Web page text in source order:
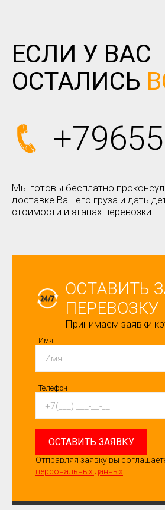
ЕСЛИ У ВАС
ОСТАЛИСЬ
Мы готовы бесплатно
доставке Вашего груза и дать
стоимости и этапах перевозки.
ОСТАВИТЬ
ПЕРЕВОЗКУ
Принимаем заявки
Имя
Телефон
ОСТАВИТЬ ЗАЯВКУ
Отправляя заявку вы
персональных данных